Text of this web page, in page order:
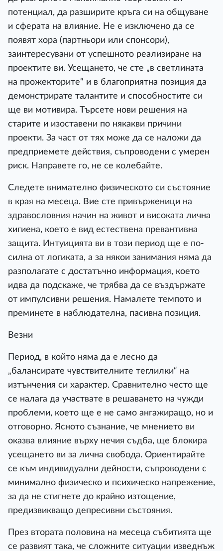
потенциал, да разширите кръга си на общуване
и сферата на влияние. Не е изключено да се
появят хора (партньори или спонсори),
заинтересувани от успешното реализиране на
проектите ви. Усещането, че сте „в светлината
на прожекторите“ и в благоприятна позиция да
демонстрирате талантите и способностите си
ще ви мотивира. Търсете нови решения на
старите и изоставени по някакви причини
проекти. За част от тях може да се наложи да
предприемете действия, съпроводени с умерен
риск. Направете го, не се колебайте.
Следете внимателно физическото си състояние
в края на месеца. Вие сте привърженици на
здравословния начин на живот и високата лична
хигиена, което е вид естествена превантивна
защита. Интуицията ви в този период ще е по-
силна от логиката, а за някои занимания няма да
разполагате с достатъчно информация, което
идва да подскаже, че трябва да се въздържате
от импулсивни решения. Намалете темпото и
преминете в наблюдателна, пасивна позиция.
Везни
Период, в който няма да е лесно да
„балансирате чувствителните теглилки“ на
изтънчения си характер. Сравнително често ще
се налага да участвате в решаването на чужди
проблеми, което ще е не само ангажиращо, но и
отговорно. Ясното съзнание, че мнението ви
оказва влияние върху нечия съдба, ще блокира
усещането ви за лична свобода. Ориентирайте
се към индивидуални дейности, съпроводени с
минимално физическо и психическо напрежение,
за да не стигнете до крайно изтощение,
предизвикващо депресивни състояния.
През втората половина на месеца събитията ще
се развият така, че сложните ситуации изведнъж